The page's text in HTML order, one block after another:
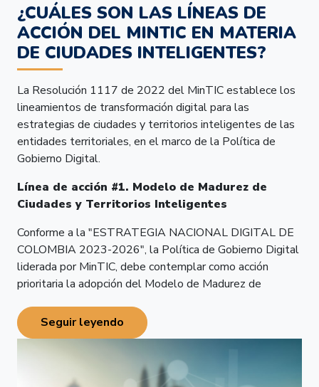
¿CUÁLES SON LAS LÍNEAS DE
ACCIÓN DEL MINTIC EN MATERIA
DE CIUDADES INTELIGENTES?
La Resolución 1117 de 2022 del MinTIC establece los
lineamientos de transformación digital para las
estrategias de ciudades y territorios inteligentes de las
entidades territoriales, en el marco de la Política de
Gobierno Digital.
Línea de acción #1. Modelo de Madurez de
Ciudades y Territorios Inteligentes
Conforme a la "ESTRATEGIA NACIONAL DIGITAL DE
COLOMBIA 2023-2026", la Política de Gobierno Digital
liderada por MinTIC, debe contemplar como acción
prioritaria la adopción del Modelo de Madurez de
El Modelo es una herramienta de autodiagnóstico que
permite identificar la situación actual de una entidad
territorial con relación a las dimensiones de calidad de
vida, hábitat, medio ambiente, desarrollo económico,
Seguir leyendo